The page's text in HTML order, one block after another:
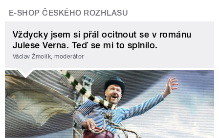
E-SHOP ČESKÉHO ROZHLASU
Vždycky jsem si přál ocitnout se v románu
Julese Verna. Teď se mi to splnilo.
Václav Žmolík, moderátor